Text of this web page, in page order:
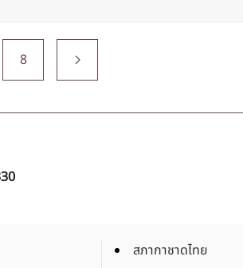
8
สภากาชาดไทย